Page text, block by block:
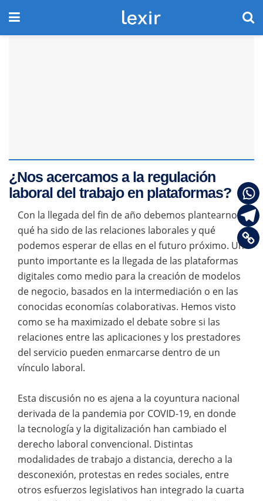
¿Nos acercamos a la regulación
laboral del trabajo en plataformas?
Con la llegada del fin de año debemos plantearnos
qué ha sido de las relaciones laborales y qué
podemos esperar de ellas en el futuro próximo. Un
punto importante es la llegada de las plataformas
digitales como medio para la creación de modelos
de negocio, basados en la intermediación o en las
conocidas economías colaborativas. Hemos visto
como se ha maximizado el debate sobre si las
relaciones entre las aplicaciones y los prestadores
del servicio pueden enmarcarse dentro de un
vínculo laboral.
Esta discusión no es ajena a la coyuntura nacional
derivada de la pandemia por COVID-19, en donde
la tecnología y la digitalización han cambiado el
derecho laboral convencional. Distintas
modalidades de trabajo a distancia, derecho a la
desconexión, protestas en redes sociales, entre
otros esfuerzos legislativos han integrado la cuarta